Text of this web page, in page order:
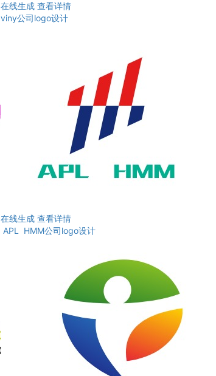
在线生成 查看详情
viny公司logo设计
在线生成 查看详情
APL HMM公司logo设计